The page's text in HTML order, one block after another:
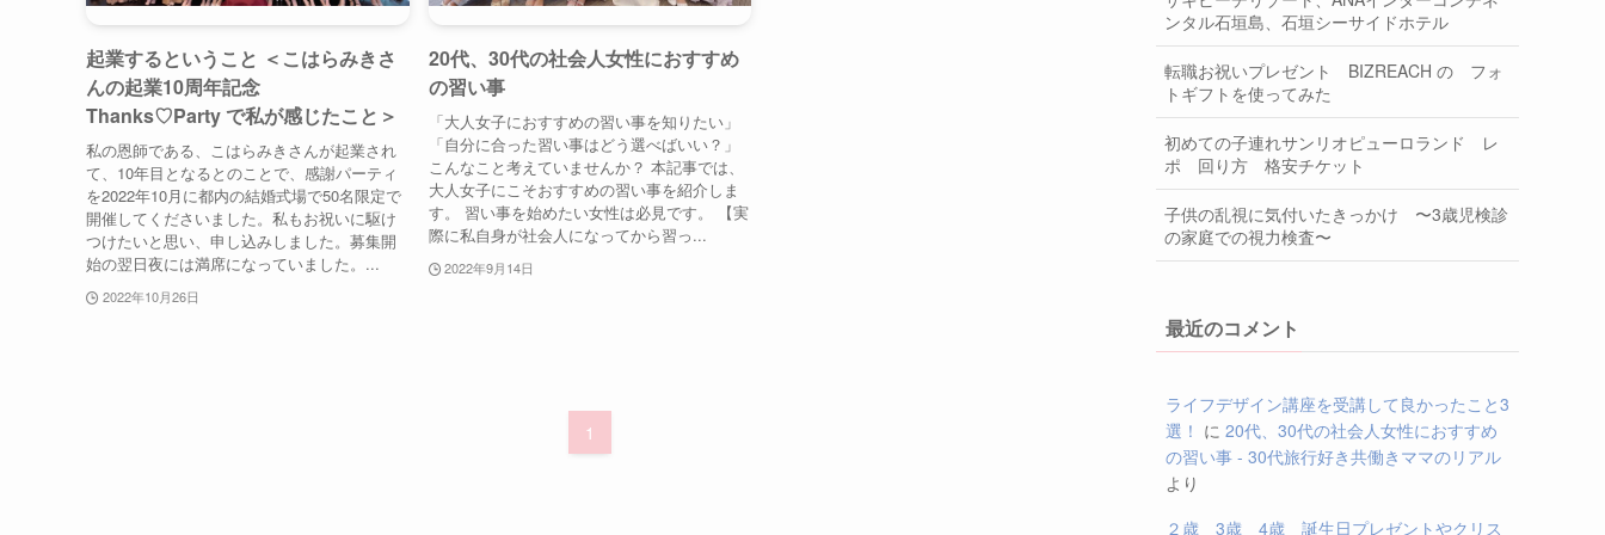
起業するということ ＜こはらみきさ
んの起業10周年記念
Thanks♡Party で私が感じたこと＞
私の恩師である、こはらみきさんが起業され
て、10年目となるとのことで、感謝パーティ
を2022年10月に都内の結婚式場で50名限定で
開催してくださいました。私もお祝いに駆け
つけたいと思い、申し込みしました。募集開
始の翌日夜には満席になっていました。...
2022年10月26日
20代、30代の社会人女性におすすめ
の習い事
「大人女子におすすめの習い事を知りたい」
「自分に合った習い事はどう選べばいい？」
こんなこと考えていませんか？ 本記事では、
大人女子にこそおすすめの習い事を紹介しま
す。 習い事を始めたい女性は必見です。 【実
際に私自身が社会人になってから習っ...
2022年9月14日
1
ンタル石垣島、石垣シーサイドホテル
転職お祝いプレゼント BIZREACH の フォ
トギフトを使ってみた
初めての子連れサンリオピューロランド レ
ポ 回り方 格安チケット
子供の乱視に気付いたきっかけ 〜3歳児検診
の家庭での視力検査〜
最近のコメント
ライフデザイン講座を受講して良かったこと3
選！ に 20代、30代の社会人女性におすすめ
の習い事 - 30代旅行好き共働きママのリアル
より
２歳 3歳 4歳 誕生日プレゼントやクリス